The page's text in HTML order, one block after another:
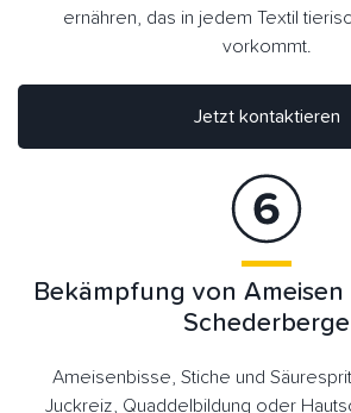
ernähren, das in jedem Textil
vorkommt.
Jetzt kontaktieren
Bekämpfung von Ameisen
Schederberge
Ameisenbisse, Stiche und
Juckreiz, Quaddelbildung oder